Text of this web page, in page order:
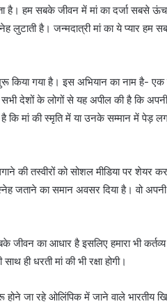
है। हम सबके जीवन में मां का दर्जा सबसे
है। जन्मदात्री मां का ये प्यार हम
किया गया है। इस अभियान का नाम है-
देशों के लोगों से यह अपील की है कि
मां की स्मृति में या उनके सम्मान में पेड़
की तस्वीरों को सोशल मीडिया पर शेयर
जताने का समान अवसर दिया है। वो
जीवन का आधार है इसलिए हमारा भी
ही धरती मां की भी रक्षा होगी।
जा रहे ओलिंपिक में जाने वाले भारतीय